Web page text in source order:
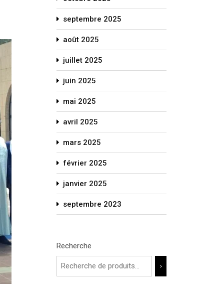
septembre 2025
août 2025
juillet 2025
juin 2025
mai 2025
avril 2025
mars 2025
février 2025
janvier 2025
septembre 2023
Recherche